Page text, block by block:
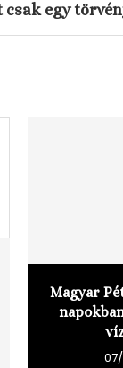
csak egy
Magyar